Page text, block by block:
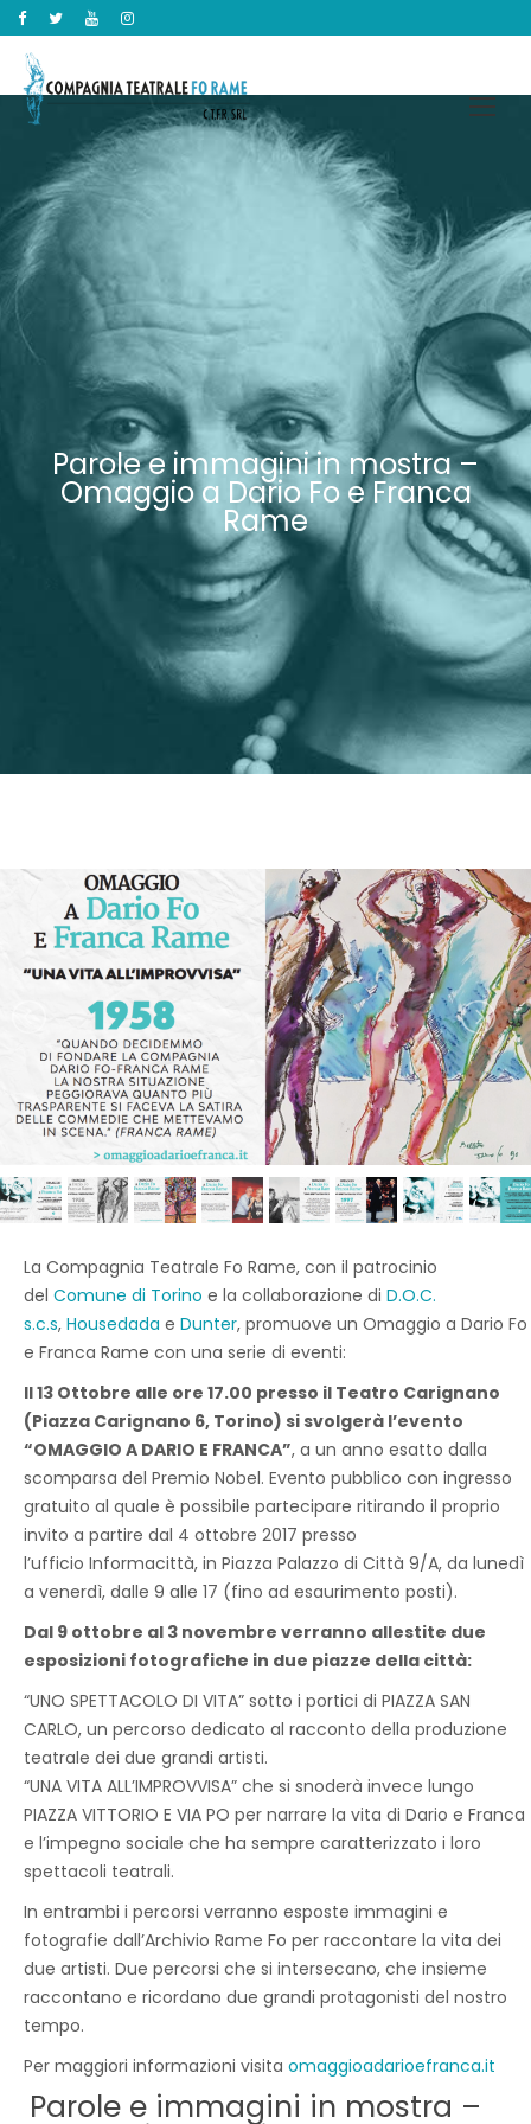
Parole e immagini in mostra –
Omaggio a Dario Fo e Franca
Rame
La Compagnia Teatrale Fo Rame, con il patrocinio
del Comune di Torino e la collaborazione di D.O.C.
s.c.s, Housedada e Dunter, promuove un Omaggio a Dario Fo
e Franca Rame con una serie di eventi:
Il 13 Ottobre alle ore 17.00 presso il Teatro Carignano
(Piazza Carignano 6, Torino) si svolgerà l’evento
“OMAGGIO A DARIO E FRANCA”, a un anno esatto dalla
scomparsa del Premio Nobel. Evento pubblico con ingresso
gratuito al quale è possibile partecipare ritirando il proprio
invito a partire dal 4 ottobre 2017 presso
l’ufficio Informacittà, in Piazza Palazzo di Città 9/A, da lunedì
a venerdì, dalle 9 alle 17 (fino ad esaurimento posti).
Dal 9 ottobre al 3 novembre verranno allestite due
esposizioni fotografiche in due piazze della città:
“UNO SPETTACOLO DI VITA” sotto i portici di PIAZZA SAN
CARLO, un percorso dedicato al racconto della produzione
teatrale dei due grandi artisti.
“UNA VITA ALL’IMPROVVISA” che si snoderà invece lungo
PIAZZA VITTORIO E VIA PO per narrare la vita di Dario e Franca
e l’impegno sociale che ha sempre caratterizzato i loro
spettacoli teatrali.
In entrambi i percorsi verranno esposte immagini e
fotografie dall’Archivio Rame Fo per raccontare la vita dei
due artisti. Due percorsi che si intersecano, che insieme
raccontano e ricordano due grandi protagonisti del nostro
tempo.
Per maggiori informazioni visita omaggioadarioefranca.it
Parole e immagini in mostra –